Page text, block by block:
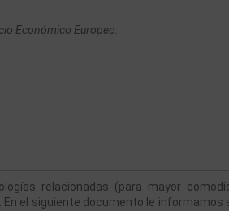
Económico Europeo.
relacionadas (para mayor
el siguiente documento le informamos